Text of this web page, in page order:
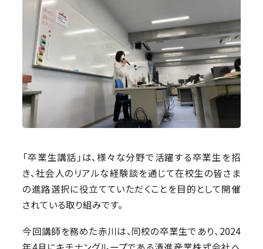
「卒業生講話」は、様々な分野で活躍する卒業生を招
き、社会人のリアルな経験談を通じて在校生の皆さま
の進路選択に役立てていただくことを目的として開催
されている取り組みです。
今回講師を務めた赤川は、同校の卒業生であり、2024